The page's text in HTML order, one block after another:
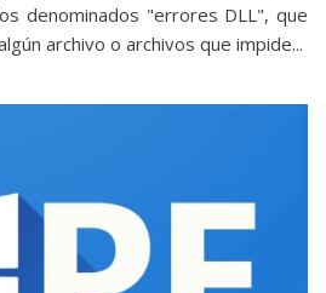
denominados "errores DLL", que
archivo o archivos que impide...